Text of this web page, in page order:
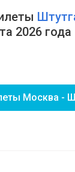
2026 года
Москва -